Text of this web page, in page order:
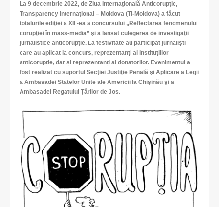
La 9 decembrie 2022, de Ziua Internaţională Anticorupţie,
Transparency Internaţional – Moldova (TI-Moldova) a făcut
totalurile ediţiei a XII -ea a concursului „Reflectarea fenomenului
corupţiei în mass-media” şi a lansat culegerea de investigaţii
jurnalistice anticorupţie. La festivitate au participat jurnaliști
care au aplicat la concurs, reprezentanți ai instituțiilor
anticorupție, dar și reprezentanți ai donatorilor. Evenimentul a
fost realizat cu suportul Secţiei Justiţie Penală şi Aplicare a Legii
a Ambasadei Statelor Unite ale Americii la Chişinău şi a
Ambasadei Regatului Ţărilor de Jos.